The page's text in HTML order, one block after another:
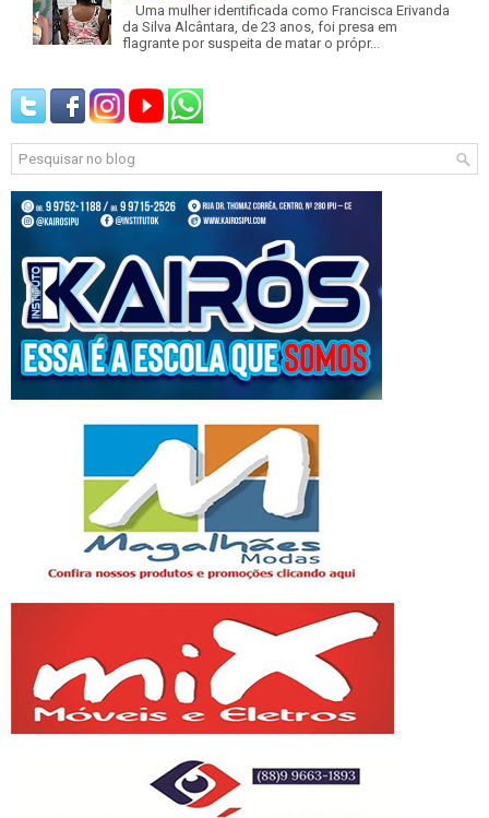
Uma mulher identificada como Francisca Erivanda
da Silva Alcântara, de 23 anos, foi presa em
flagrante por suspeita de matar o própr...